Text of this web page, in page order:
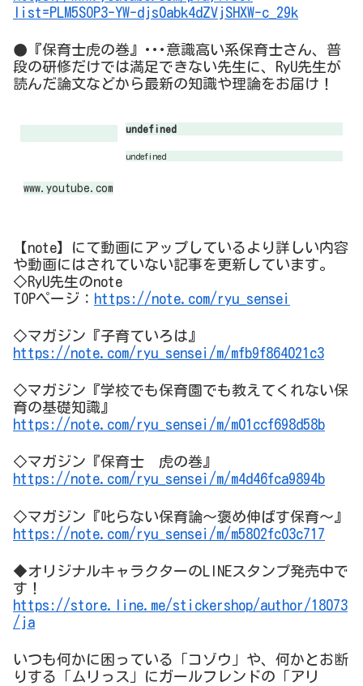
list=PLM5SOP3-YW-djs0abk4dZVjSHXW-c_29k
●『保育士虎の巻』･･･意識高い系保育士さん、普
段の研修だけでは満足できない先生に、RyU先生が
読んだ論文などから最新の知識や理論をお届け！
undefined
undefined
www.youtube.com
【note】にて動画にアップしているより詳しい内容
や動画にはされていない記事を更新しています。
◇RyU先生のnote
TOPページ： https://note.com/ryu_sensei
◇マガジン『子育ていろは』
https://note.com/ryu_sensei/m/mfb9f864021c3
◇マガジン『学校でも保育園でも教えてくれない保
育の基礎知識』
https://note.com/ryu_sensei/m/m01ccf698d58b
◇マガジン『保育士 虎の巻』
https://note.com/ryu_sensei/m/m4d46fca9894b
◇マガジン『叱らない保育論～褒め伸ばす保育～』
https://note.com/ryu_sensei/m/m5802fc03c717
◆オリジナルキャラクターのLINEスタンプ発売中で
す！
https://store.line.me/stickershop/author/18073
/ja
いつも何かに困っている「コゾウ」や、何かとお断
りする「ムリっス」にガールフレンドの「アリ